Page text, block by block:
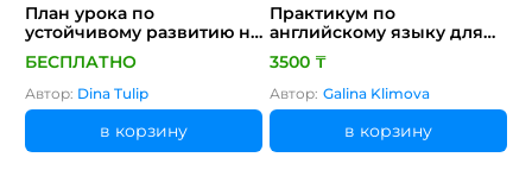
План урока по
устойчивому развитию на
тему "Синяя экономика" с
интегрированными
элементами ОУР
БЕСПЛАТНО
Автор: Dina Tulip
в корзину
Практикум по
английскому языку для
изучающих информатику
и программистов
3500 ₸
Автор: Galina Klimova
в корзину